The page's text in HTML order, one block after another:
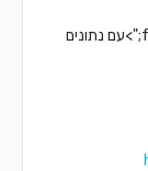
<font size="4" style="font-family: inherit;">עם נתונים